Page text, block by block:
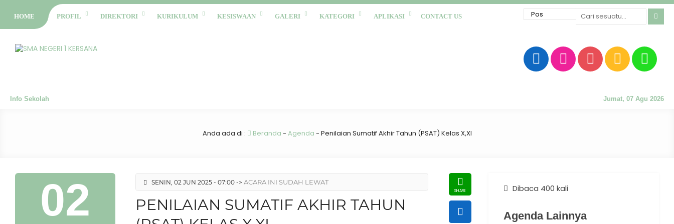
HOME PROFIL DIREKTORI KURIKULUM KESISWAAN GALERI KATEGORI APLIKASI CONTACT US
Info Sekolah Jumat, 07 Agu 2026
Anda ada di : Beranda - Agenda - Penilaian Sumatif Akhir Tahun (PSAT) Kelas X,XI
02 SENIN, 02 JUN 2025 - 07:00 -> ACARA INI SUDAH LEWAT
PENILAIAN SUMATIF AKHIR TAHUN
Dibaca 400 kali
Agenda Lainnya